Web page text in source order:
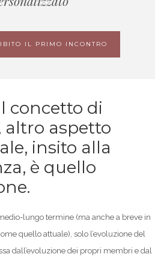
IL PRIMO INCONTRO
concetto di
altro aspetto
insito alla
è quello
lungo termine (ma anche a breve in
quello attuale), solo l’evoluzione del
dall’evoluzione dei propri membri e dal